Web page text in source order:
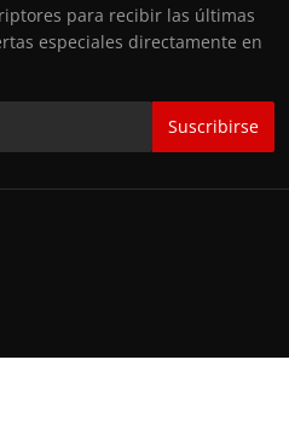
para recibir las últimas
especiales directamente en
Suscribirse